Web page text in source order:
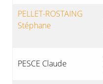
PELLET-ROSTAING
Stéphane
PESCE Claude